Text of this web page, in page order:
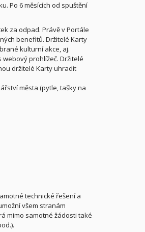
Po 6 měsících od spuštění
za odpad. Právě v Portále
benefitů. Držitelé Karty
kulturní akce, aj.
prohlížeč. Držitelé
držitelé Karty uhradit
města (pytle, tašky na
technické řešení a
všem stranám
mimo samotné žádosti také